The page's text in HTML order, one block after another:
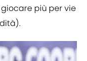
più per vie